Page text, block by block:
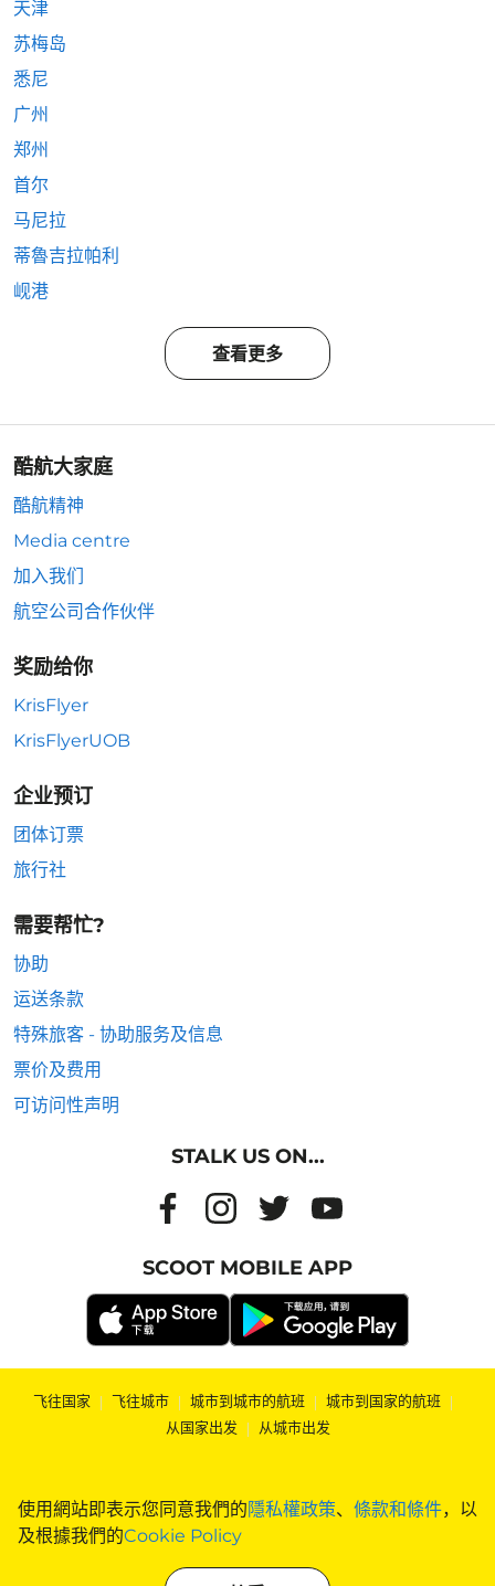
使用網站即表示您同意我們的隱私權政策、 條款和條件，以
及根據我們的Cookie Policy
天津
苏梅岛
悉尼
广州
郑州
首尔
马尼拉
蒂魯吉拉帕利
岘港
查看更多
酷航大家庭
酷航精神
Media centre
加入我们
航空公司合作伙伴
奖励给你
KrisFlyer
KrisFlyerUOB
企业预订
团体订票
旅行社
需要帮忙?
协助
运送条款
特殊旅客 - 协助服务及信息
票价及费用
可访问性声明
STALK US ON...
SCOOT MOBILE APP
飞往国家 | 飞往城市 | 城市到城市的航班 | 城市到国家的航班 |
从国家出发 | 从城市出发